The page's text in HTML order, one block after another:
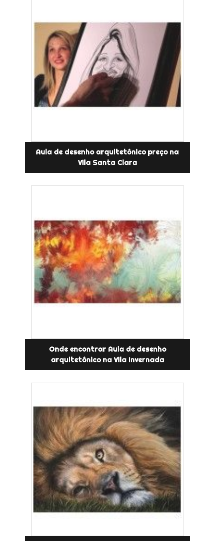
Aula de desenho arquitetônico preço na
Vila Santa Clara
Onde encontrar Aula de desenho
arquitetônico na Vila Invernada